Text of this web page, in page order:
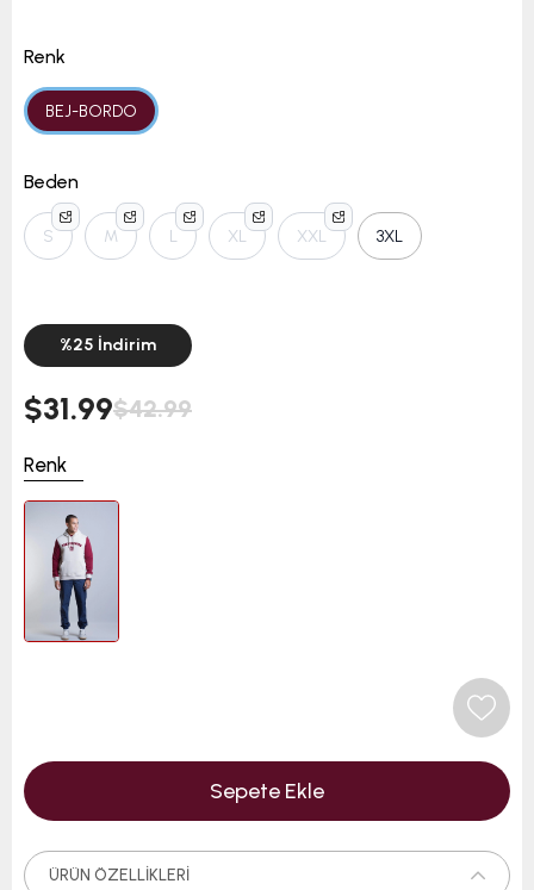
Renk
BEJ-BORDO
Beden
S M L XL XXL 3XL
%25 İndirim
$42.99
$31.99
Renk
ÜRÜN ÖZELLIKLERI